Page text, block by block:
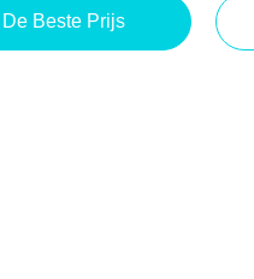
Beste Prijs